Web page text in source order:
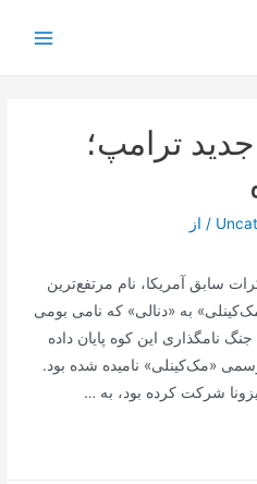
ترامپ؛
/ از
سابق آمریکا، نام مرتفع‌ترین
به «دنالی» که نامی بومی
نامگذاری این کوه پایان داده
۱۹۱۷، به‌طور رسمی «مک‌کینلی» نامیده شده بود.
شرکت کرده بود، به …